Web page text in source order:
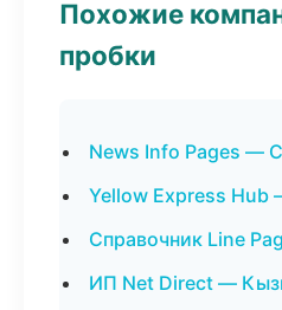
Похожие
пробки
News Info Pages —
Yellow Express Hub
Справочник Line
ИП Net Direct —